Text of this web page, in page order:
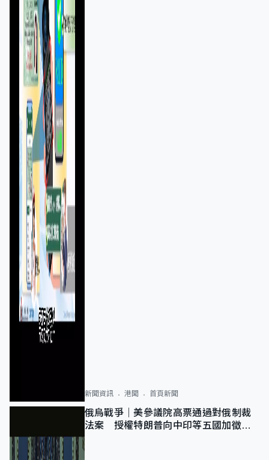
新聞資訊 港聞 首頁新聞
俄烏戰爭｜美參議院高票通過對俄制裁
法案 授權特朗普向中印等五國加徵
100%關稅